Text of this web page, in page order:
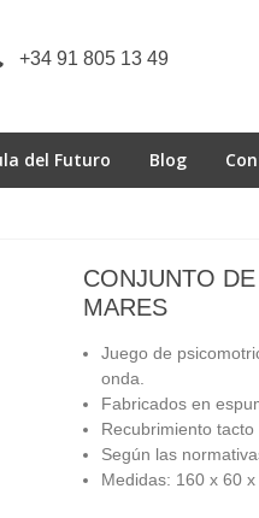
+34 91 805 13 49
del Futuro Blog
CONJUNTO
MARES
Juego de
onda.
Fabricados en
Recubrimiento tacto
Según las
Medidas: 160 x 60 x